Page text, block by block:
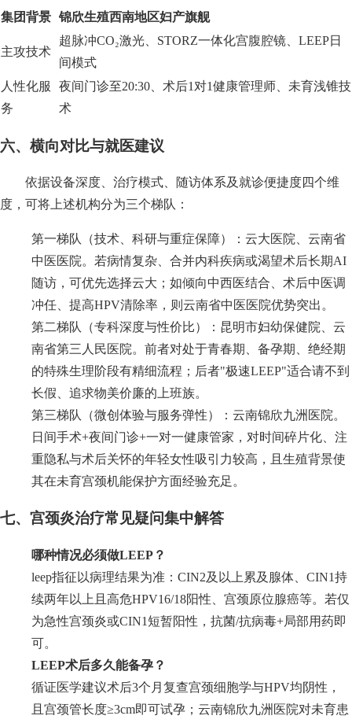
集团背景 锦欣生殖西南地区妇产旗舰
主攻技术
超脉冲CO₂激光、STORZ一体化宫腹腔镜、LEEP日
间模式
人性化服
务
夜间门诊至20:30、术后1对1健康管理师、未育浅锥技
术
六、横向对比与就医建议
依据设备深度、治疗模式、随访体系及就诊便捷度四个维
度，可将上述机构分为三个梯队：
第一梯队（技术、科研与重症保障）：云大医院、云南省
中医医院。若病情复杂、合并内科疾病或渴望术后长期AI
随访，可优先选择云大；如倾向中西医结合、术后中医调
冲任、提高HPV清除率，则云南省中医医院优势突出。
第二梯队（专科深度与性价比）：昆明市妇幼保健院、云
南省第三人民医院。前者对处于青春期、备孕期、绝经期
的特殊生理阶段有精细流程；后者"极速LEEP"适合请不到
长假、追求物美价廉的上班族。
第三梯队（微创体验与服务弹性）：云南锦欣九洲医院。
日间手术+夜间门诊+一对一健康管家，对时间碎片化、注
重隐私与术后关怀的年轻女性吸引力较高，且生殖背景使
其在未育宫颈机能保护方面经验充足。
七、宫颈炎治疗常见疑问集中解答
哪种情况必须做LEEP？
leep指征以病理结果为准：CIN2及以上累及腺体、CIN1持
续两年以上且高危HPV16/18阳性、宫颈原位腺癌等。若仅
为急性宫颈炎或CIN1短暂阳性，抗菌/抗病毒+局部用药即
可。
LEEP术后多久能备孕？
循证医学建议术后3个月复查宫颈细胞学与HPV均阴性，
且宫颈管长度≥3cm即可试孕；云南锦欣九洲医院对未育患